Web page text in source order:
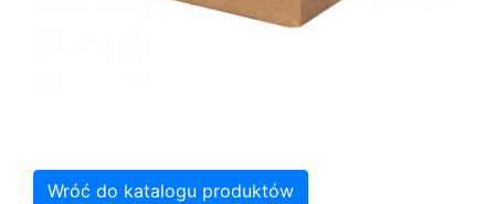
Wróć do katalogu produktów